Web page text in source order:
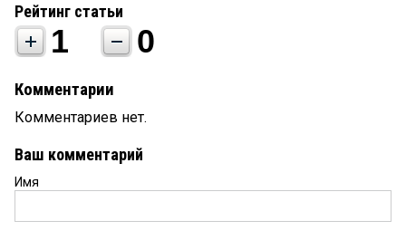
Рейтинг статьи
1 0
Комментарии
Комментариев нет.
Ваш комментарий
Имя